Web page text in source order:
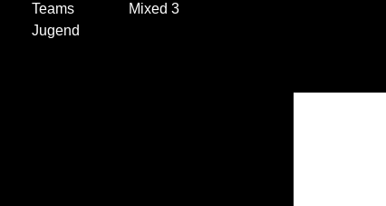
Teams
Jugend
Mixed 3